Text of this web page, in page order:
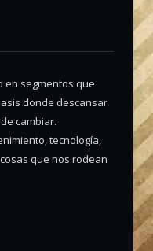
en segmentos que
donde descansar
cambiar.
tecnología,
que nos rodean